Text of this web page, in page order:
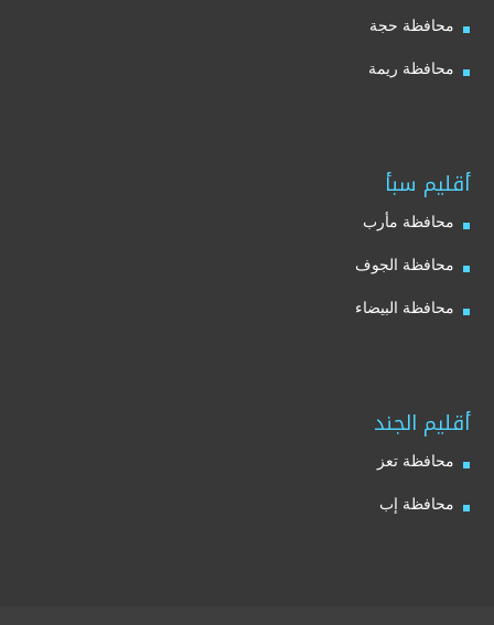
محافظة حجة
محافظة ريمة
أقليم سبأ
محافظة مأرب
محافظة الجوف
محافظة البيضاء
أقليم الجند
محافظة تعز
محافظة إب